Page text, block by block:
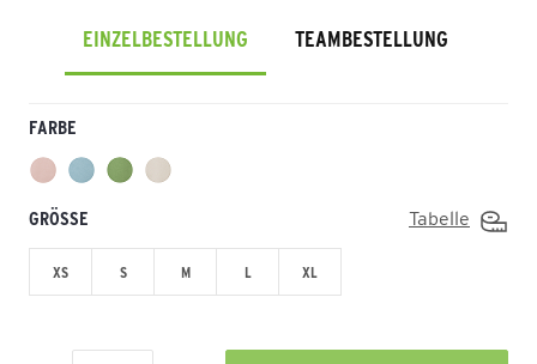
EINZELBESTELLUNG TEAMBESTELLUNG
FARBE
GRÖSSE Tabelle
XS S M L XL